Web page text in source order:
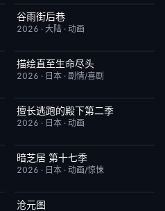
更新至第2集
谷雨街后巷
2026 · 大陆 · 动画
更新至第06集
描绘直至生命尽头
2026 · 日本 · 剧情/喜剧
更新至第04集
擅长逃跑的殿下第二季
2026 · 日本 · 动画
更新至第3集
暗芝居 第十七季
2026 · 日本 · 动画/惊悚
更新至第89集
沧元图